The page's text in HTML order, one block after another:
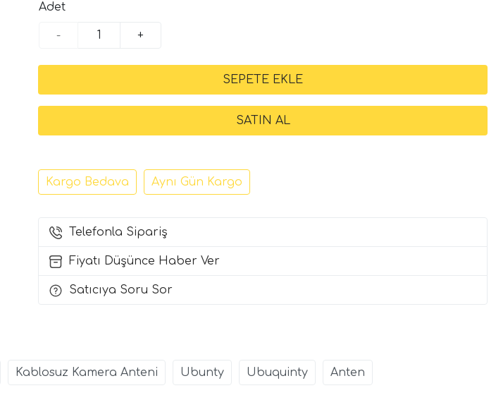
Adet
- +
Kargo Bedava Aynı Gün Kargo
Telefonla Sipariş
Fiyatı Düşünce Haber Ver
Satıcıya Soru Sor
Kablosuz Kamera Anteni Ubunty Ubuquinty Anten